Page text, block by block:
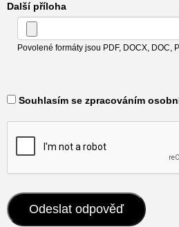
Další příloha
Povolené formáty jsou PDF, DOCX, DOC,
Souhlasím se zpracováním